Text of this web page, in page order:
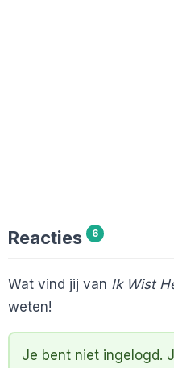
Reacties 6
Wat vind jij van Ik Wist
weten!
Je bent niet ingelogd.